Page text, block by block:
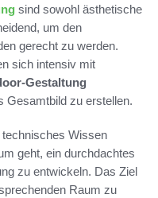
sind sowohl ästhetische
um den
gerecht zu werden.
sich intensiv mit
Gestaltung
Gesamtbild zu erstellen.
Wissen
geht, ein durchdachtes
zu entwickeln. Das Ziel
Raum zu